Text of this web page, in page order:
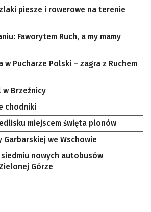
piesze i rowerowe na terenie
Faworytem Ruch, a my mamy
w Pucharze Polski – zagra z Ruchem
w Brzeźnicy
chodniki
miejscem święta plonów
Garbarskiej we Wschowie
siedmiu nowych autobusów
Górze